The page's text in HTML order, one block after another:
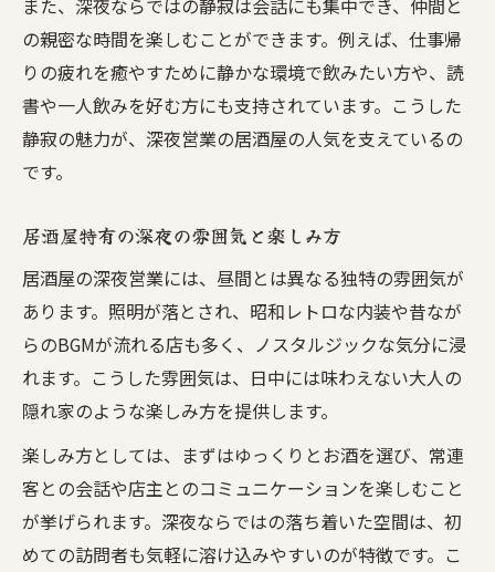
の親密な時間を楽しむことができます。例えば、仕事帰
りの疲れを癒やすために静かな環境で飲みたい方や、読
書や一人飲みを好む方にも支持されています。こうした
静寂の魅力が、深夜営業の居酒屋の人気を支えているの
です。
居酒屋特有の深夜の雰囲気と楽しみ方
居酒屋の深夜営業には、昼間とは異なる独特の雰囲気が
あります。照明が落とされ、昭和レトロな内装や昔なが
らのBGMが流れる店も多く、ノスタルジックな気分に浸
れます。こうした雰囲気は、日中には味わえない大人の
隠れ家のような楽しみ方を提供します。
楽しみ方としては、まずはゆっくりとお酒を選び、常連
客との会話や店主とのコミュニケーションを楽しむこと
が挙げられます。深夜ならではの落ち着いた空間は、初
めての訪問者も気軽に溶け込みやすいのが特徴です。こ